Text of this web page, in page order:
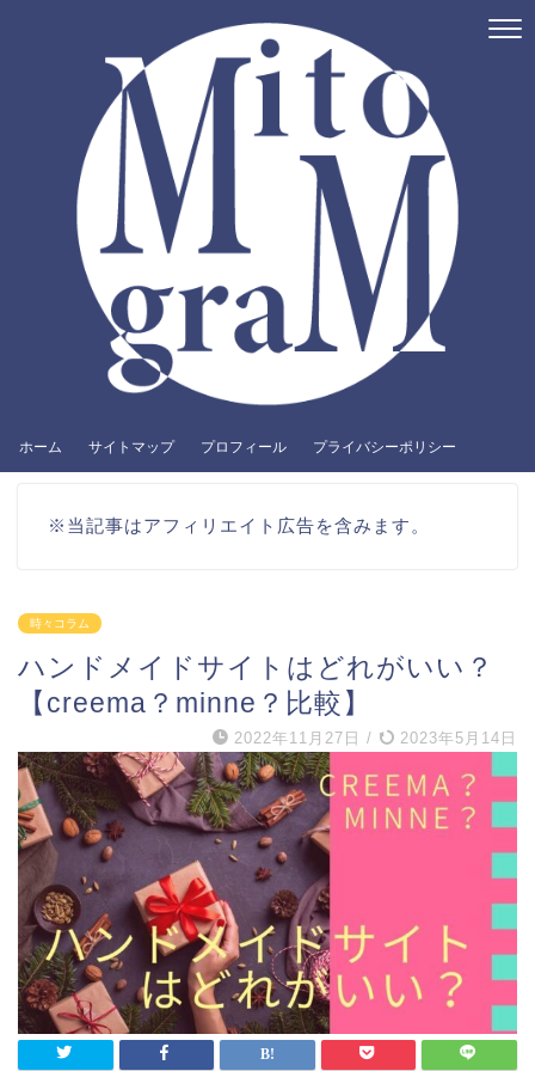
ホーム サイトマップ プロフィール プライバシーポリシー
※当記事はアフィリエイト広告を含みます。
時々コラム
ハンドメイドサイトはどれがいい？
【creema？minne？比較】
2022年11月27日 / 2023年5月14日